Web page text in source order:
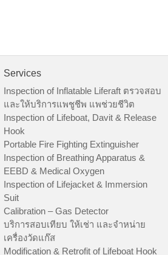
Services
Inspection of Inflatable Liferaft ตรวจสอบ
และให้บริการแพชูชีพ แพช่วยชีวิต
Inspection of Lifeboat, Davit & Release
Hook
Portable Fire Fighting Extinguisher
Inspection of Breathing Apparatus &
EEBD & Medical Oxygen
Inspection of Lifejacket & Immersion
Suit
Calibration – Gas Detector
บริการสอบเทียบ ให้เช่า และจำหน่าย
เครื่องวัดแก๊ส
Modification & Retrofit of Lifeboat Hook